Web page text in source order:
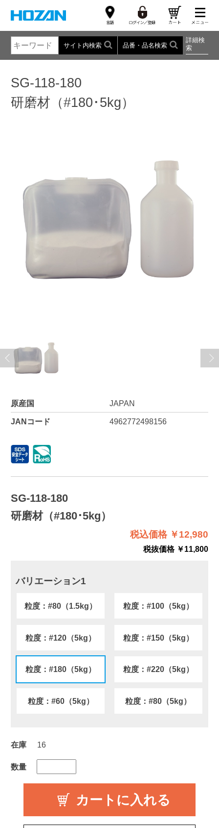
サイト内検索 品番・品名検索
詳細検
索
SG-118-180
研磨材（#180･5kg）
原産国 JAPAN
JANコード 4962772498156
SG-118-180
研磨材（#180･5kg）
税込価格 ￥12,980
税抜価格 ￥11,800
バリエーション1
粒度：#80（1.5kg） 粒度：#100（5kg）
粒度：#120（5kg） 粒度：#150（5kg）
粒度：#180（5kg） 粒度：#220（5kg）
粒度：#60（5kg） 粒度：#80（5kg）
在庫 16
数量